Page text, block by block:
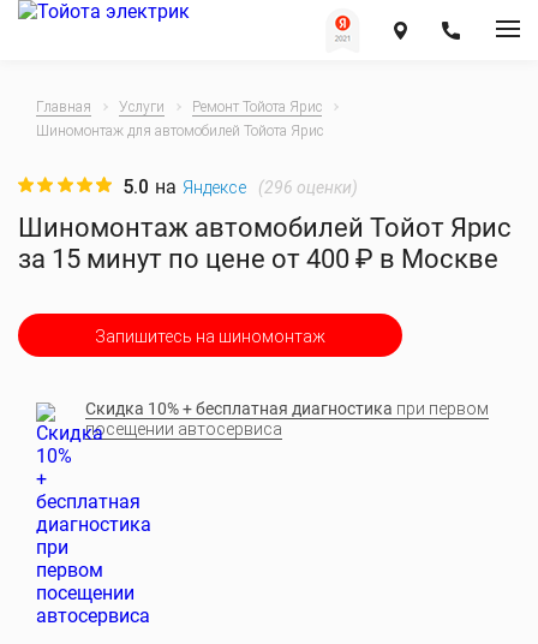
Главная Услуги
Ремонт Тойота Ярис
Шиномонтаж для автомобилей Тойота Ярис
Шиномонтаж автомобилей Тойот Ярис
за 15 минут по цене от 400 ₽ в Москве
5.0 на Яндексе (296 оценки)
Запишитесь на шиномонтаж
Скидка 10% + бесплатная диагностика при первом
посещении автосервиса